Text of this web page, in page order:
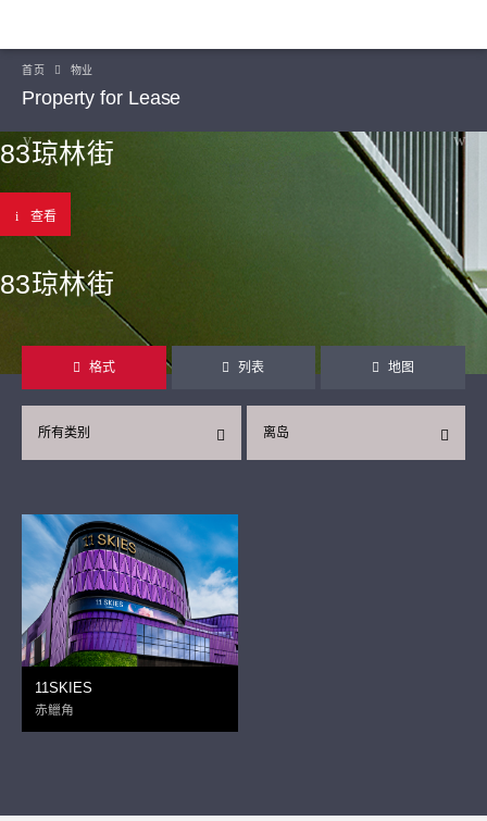
首页 物业
Property for Lease
83琼林街
查看
83琼林街
格式 列表 地图
离岛
所有类别
11SKIES
赤鱲角